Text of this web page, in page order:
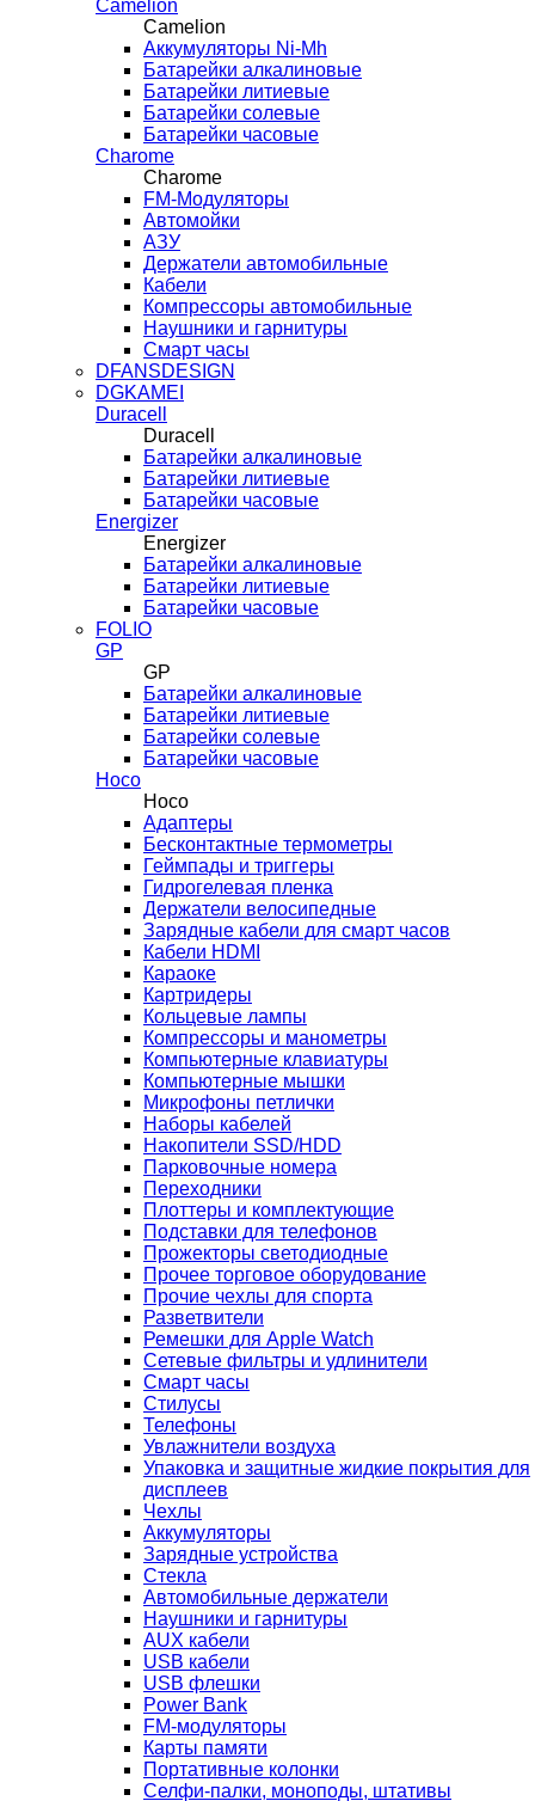
Camelion
Camelion
Аккумуляторы Ni-Mh
Батарейки алкалиновые
Батарейки литиевые
Батарейки солевые
Батарейки часовые
Charome
Charome
FM-Модуляторы
Автомойки
АЗУ
Держатели автомобильные
Кабели
Компрессоры автомобильные
Наушники и гарнитуры
Смарт часы
DFANSDESIGN
DGKAMEI
Duracell
Duracell
Батарейки алкалиновые
Батарейки литиевые
Батарейки часовые
Energizer
Energizer
Батарейки алкалиновые
Батарейки литиевые
Батарейки часовые
FOLIO
GP
GP
Батарейки алкалиновые
Батарейки литиевые
Батарейки солевые
Батарейки часовые
Hoco
Hoco
Адаптеры
Бесконтактные термометры
Геймпады и триггеры
Гидрогелевая пленка
Держатели велосипедные
Зарядные кабели для смарт часов
Кабели HDMI
Караоке
Картридеры
Кольцевые лампы
Компрессоры и манометры
Компьютерные клавиатуры
Компьютерные мышки
Микрофоны петлички
Наборы кабелей
Накопители SSD/HDD
Парковочные номера
Переходники
Плоттеры и комплектующие
Подставки для телефонов
Прожекторы светодиодные
Прочее торговое оборудование
Прочие чехлы для спорта
Разветвители
Ремешки для Apple Watch
Сетевые фильтры и удлинители
Смарт часы
Стилусы
Телефоны
Увлажнители воздуха
Упаковка и защитные жидкие покрытия для
дисплеев
Чехлы
Аккумуляторы
Зарядные устройства
Стекла
Автомобильные держатели
Наушники и гарнитуры
AUX кабели
USB кабели
USB флешки
Power Bank
FM-модуляторы
Карты памяти
Портативные колонки
Селфи-палки, моноподы, штативы